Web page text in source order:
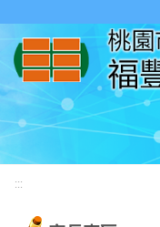
:::